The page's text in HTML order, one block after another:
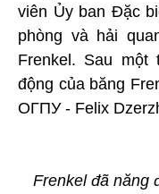
viên Ủy ban Đặc
phòng và hải
Frenkel. Sau
động của băng
ОГПУ - Felix
Frenkel đã năng